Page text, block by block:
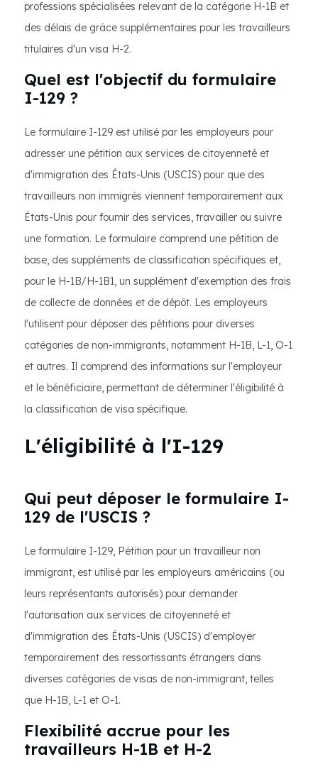
professions spécialisées relevant de la catégorie H-1B et
des délais de grâce supplémentaires pour les travailleurs
titulaires d'un visa H-2.
Quel est l'objectif du formulaire
I-129 ?
Le formulaire I-129 est utilisé par les employeurs pour
adresser une pétition aux services de citoyenneté et
d'immigration des États-Unis (USCIS) pour que des
travailleurs non immigrés viennent temporairement aux
États-Unis pour fournir des services, travailler ou suivre
une formation. Le formulaire comprend une pétition de
base, des suppléments de classification spécifiques et,
pour le H-1B/H-1B1, un supplément d'exemption des frais
de collecte de données et de dépôt. Les employeurs
l'utilisent pour déposer des pétitions pour diverses
catégories de non-immigrants, notamment H-1B, L-1, O-1
et autres. Il comprend des informations sur l'employeur
et le bénéficiaire, permettant de déterminer l'éligibilité à
la classification de visa spécifique.
L'éligibilité à l'I-129
Qui peut déposer le formulaire I-
129 de l'USCIS ?
Le formulaire I-129, Pétition pour un travailleur non
immigrant, est utilisé par les employeurs américains (ou
leurs représentants autorisés) pour demander
l'autorisation aux services de citoyenneté et
d'immigration des États-Unis (USCIS) d'employer
temporairement des ressortissants étrangers dans
diverses catégories de visas de non-immigrant, telles
que H-1B, L-1 et O-1.
Flexibilité accrue pour les
travailleurs H-1B et H-2